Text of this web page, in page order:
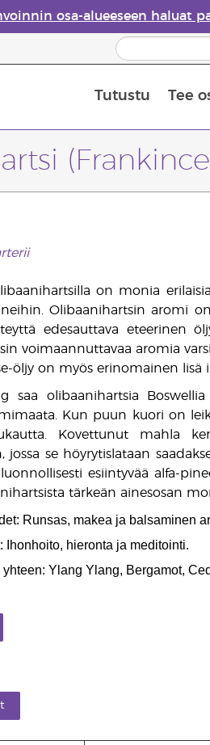
osa-alueeseen haluat
Tutustu Tee
on monia
Olibaanihartsin aromi
edesauttava eteerinen
voimaannuttavaa aromia
öljy on myös erinomainen lisä
saa olibaanihartsia
Kun puun kuori on
Kovettunut mahla
jossa se höyrytislataan
esiintyvää alfa-
tärkeän ainesosan
Runsas, makea ja balsaminen
Ihonhoito, hieronta ja meditointi.
Ylang Ylang, Bergamot,